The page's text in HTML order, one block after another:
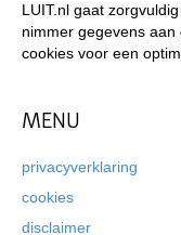
LUIT.nl gaat
nimmer gegevens
cookies voor een
MENU
privacyverklaring
cookies
disclaimer